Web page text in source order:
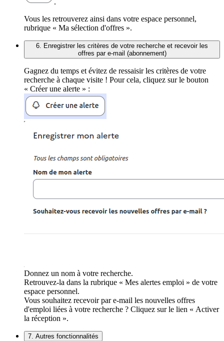
.
Vous les retrouverez ainsi dans votre espace personnel,
rubrique « Ma sélection d'offres ».
6. Enregistrer les critères de votre recherche et recevoir les
offres par e-mail (abonnement)
Gagnez du temps et évitez de ressaisir les critères de votre
recherche à chaque visite ! Pour cela, cliquez sur le bouton
« Créer une alerte » :
Donnez un nom à votre recherche.
Retrouvez-la dans la rubrique « Mes alertes emploi » de votre
espace personnel.
Vous souhaitez recevoir par e-mail les nouvelles offres
d'emploi liées à votre recherche ? Cliquez sur le lien « Activer
la réception ».
7. Autres fonctionnalités